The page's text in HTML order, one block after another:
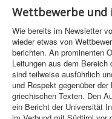
Wettbewerbe und
Wie bereits im Newsletter
wieder etwas von
berichten. An prominenten
Leitungen aus dem
sind teilweise ausführlich
und Respekt gegenüber
griechischen Texten. Den
ein Bericht der Universität